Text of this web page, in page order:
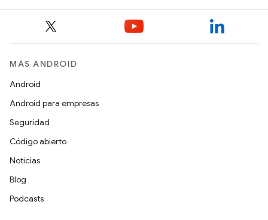
MÁS ANDROID
Android
Android para empresas
Seguridad
Código abierto
Noticias
Blog
Podcasts